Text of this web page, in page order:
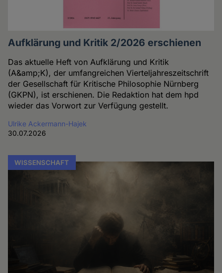
Aufklärung und Kritik 2/2026 erschienen
Das aktuelle Heft von Aufklärung und Kritik
(A&amp;K), der umfangreichen Vierteljahreszeitschrift
der Gesellschaft für Kritische Philosophie Nürnberg
(GKPN), ist erschienen. Die Redaktion hat dem hpd
wieder das Vorwort zur Verfügung gestellt.
Ulrike Ackermann-Hajek
30.07.2026
WISSENSCHAFT